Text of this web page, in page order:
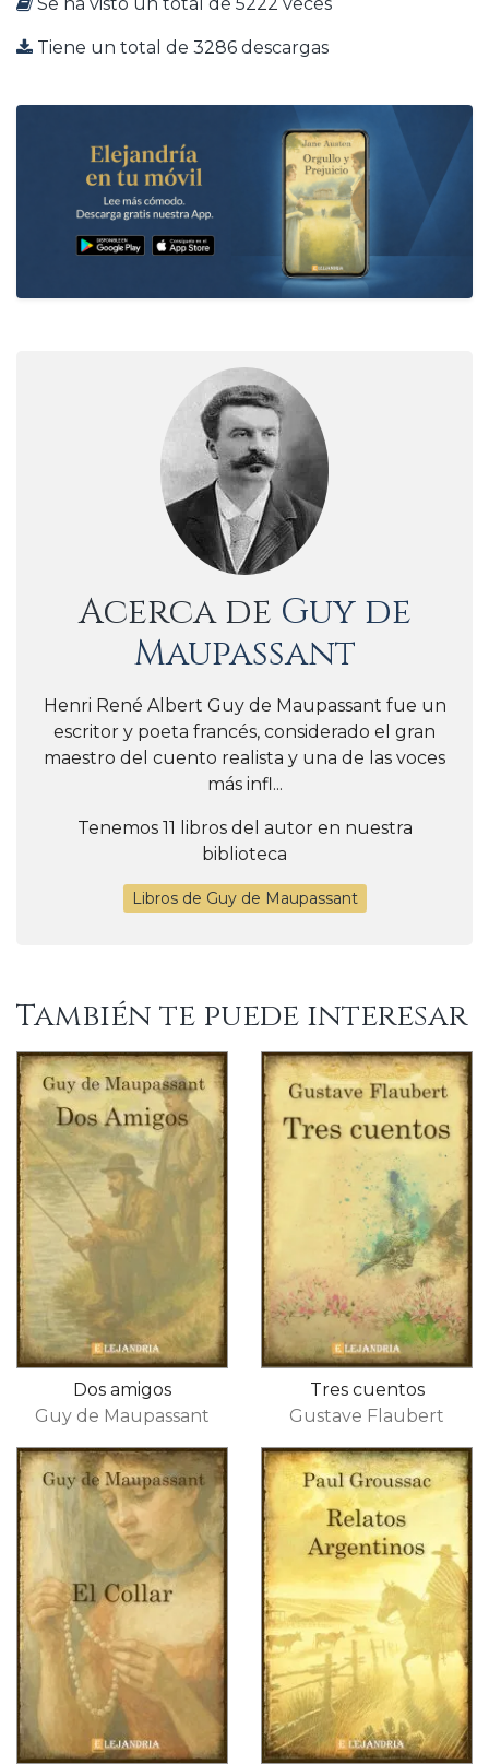
Tiene un total de 3286 descargas
Acerca de Guy de
Maupassant
Henri René Albert Guy de Maupassant fue un
escritor y poeta francés, considerado el gran
maestro del cuento realista y una de las voces
más infl...
Tenemos 11 libros del autor en nuestra
biblioteca
Libros de Guy de Maupassant
También te puede interesar
Dos amigos
Guy de Maupassant
Tres cuentos
Gustave Flaubert